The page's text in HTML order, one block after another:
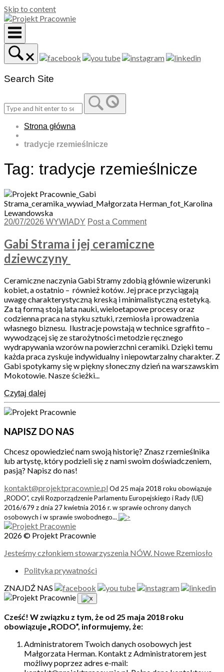
Skip to content
Search Site
Strona główna
tradycje rzemieślnicze
Tag: tradycje rzemieślnicze
20/07/2026 WYWIADY Post a Comment
Gabi Strama i jej ceramiczne
dziewczyny
Ceramiczne naczynia Gabi Stramy zdobią głównie wizerunki
kobiet, a ostatnio – również kotów. Jej prace przyciągają
uwagę charakterystyczną kreską i minimalistyczną estetyką.
Za tą formą stoją lata nauki, wieloetapowe procesy oraz
codzienna praca na styku sztuki, rzemiosła i prowadzenia
własnego biznesu. Ilustracje powstają w technice sgraffito –
wywodzącej się ze starożytności metodzie ręcznego
wydrapywania wzorów na powierzchni ceramiki. Dzięki temu
każda praca zyskuje indywidualny i niepowtarzalny charakter. Z
Gabi spotykamy się w piękny słoneczny dzień na warszawskim
Mokotowie. Nasze ścieżki...
Czytaj dalej
NAPISZ DO NAS
Chcesz opowiedzieć nam swoją historię? Znasz rzemieślnika
lub artystę, który podzieli się z nami swoim doświadczeniem,
pasją? Napisz do nas!
kontakt@projektpracownie.pl Od 25 maja 2018 roku obowiązuje
„RODO”, czyli Rozporządzenie Parlamentu Europejskiego i Rady (UE)
2016/679 z dnia 27 kwietnia 2016 r. w sprawie ochrony danych
osobowych i w sprawie swobodnego...
2026 © Projekt Pracownie
Jesteśmy członkiem stowarzyszenia NÓW. Nowe Rzemiosło
Polityka prywatności
ZNAJDŹ NAS
Cześć! W związku z tym, że od 25 maja 2018 roku
obowiązuje „RODO”, informujemy, że:
Administratorem Twoich danych osobowych jest
Małgorzata Herman. Kontakt z Administratorem jest
możliwy poprzez adres e-mail: